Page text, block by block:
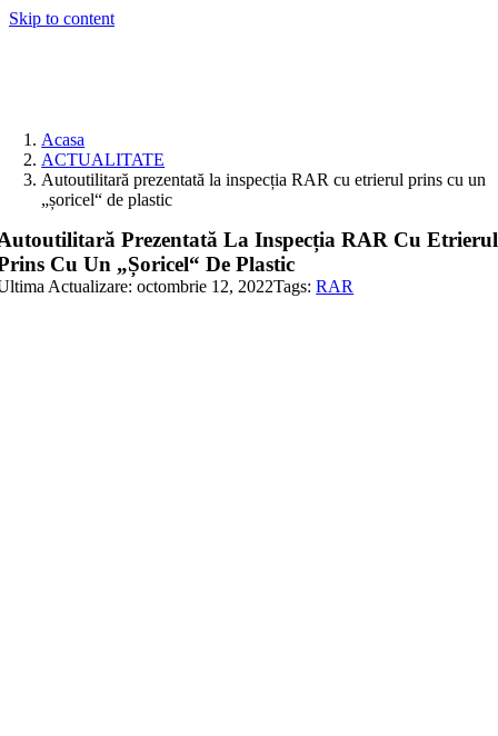
Skip to content
Acasa
ACTUALITATE
Autoutilitară prezentată la inspecția RAR cu etrierul prins cu un
„șoricel“ de plastic
Prezentată La Inspecția RAR Cu Etrierul
Cu Un „șoricel“ De Plastic
Actualizare: octombrie 12, 2022Tags:RAR